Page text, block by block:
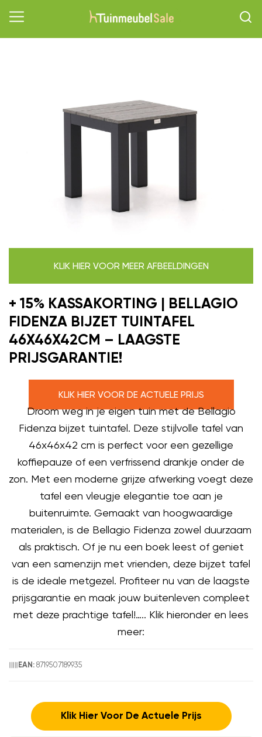
KLIK HIER VOOR MEER AFBEELDINGEN
+ 15% KASSAKORTING | BELLAGIO
FIDENZA BIJZET TUINTAFEL
46X46X42CM – LAAGSTE
PRIJSGARANTIE!
KLIK HIER VOOR DE ACTUELE PRIJS
Droom weg in je eigen tuin met de Bellagio
Fidenza bijzet tuintafel. Deze stijlvolle tafel van
46x46x42 cm is perfect voor een gezellige
koffiepauze of een verfrissend drankje onder de
zon. Met een moderne grijze afwerking voegt deze
tafel een vleugje elegantie toe aan je
buitenruimte. Gemaakt van hoogwaardige
materialen, is de Bellagio Fidenza zowel duurzaam
als praktisch. Of je nu een boek leest of geniet
van een samenzijn met vrienden, deze bijzet tafel
is de ideale metgezel. Profiteer nu van de laagste
prijsgarantie en maak jouw buitenleven compleet
met deze prachtige tafel!….. Klik hieronder en lees
meer:
EAN: 8719507189935
Klik Hier Voor De Actuele Prijs